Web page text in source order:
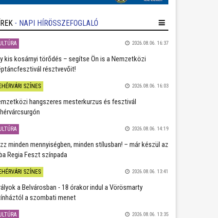
- NAPI HÍRÖSSZEFOGLALÓ
2026.08.06. 16:37
kis kosárnyi törődés – segítse Ön is a Nemzetközi
résztvevőit!
SZÍNES 2026.08.06. 16:03
hangszeres mesterkurzus és fesztivál
2026.08.06. 14:19
minden mennyiségben, minden stílusban! – már készül az
Regia Feszt színpada
SZÍNES 2026.08.06. 13:41
a Belvárosban - 18 órakor indul a Vörösmarty
a szombati menet
2026.08.06. 13:35